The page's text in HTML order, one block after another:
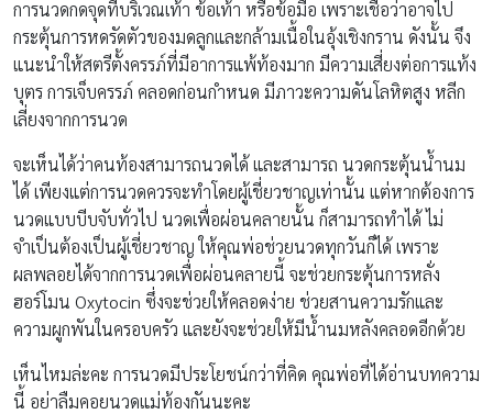
การนวดกดจุดที่บริเวณเท้า ข้อเท้า หรือข้อมือ เพราะเชื่อว่าอาจไป
กระตุ้นการหดรัดตัวของมดลูกและกล้ามเนื้อในอุ้งเชิงกราน ดังนั้น จึง
แนะนำให้สตรีตั้งครรภ์ที่มีอาการแพ้ท้องมาก มีความเสี่ยงต่อการแท้ง
บุตร การเจ็บครรภ์ คลอดก่อนกำหนด มีภาวะความดันโลหิตสูง หลีก
เลี่ยงจากการนวด
จะเห็นได้ว่าคนท้องสามารถนวดได้ และสามารถ นวดกระตุ้นน้ำนม
ได้ เพียงแต่การนวดควรจะทำโดยผู้เชี่ยวชาญเท่านั้น แต่หากต้องการ
นวดแบบบีบจับทั่วไป นวดเพื่อผ่อนคลายนั้น ก็สามารถทำได้ ไม่
จำเป็นต้องเป็นผู้เชี่ยวชาญ ให้คุณพ่อช่วยนวดทุกวันก็ได้ เพราะ
ผลพลอยได้จากการนวดเพื่อผ่อนคลายนี้ จะช่วยกระตุ้นการหลั่ง
ฮอร์โมน Oxytocin ซึ่งจะช่วยให้คลอดง่าย ช่วยสานความรักและ
ความผูกพันในครอบครัว และยังจะช่วยให้มีน้ำนมหลังคลอดอีกด้วย
เห็นไหมล่ะคะ การนวดมีประโยชน์กว่าที่คิด คุณพ่อที่ได้อ่านบทความ
นี้ อย่าลืมคอยนวดแม่ท้องกันนะคะ